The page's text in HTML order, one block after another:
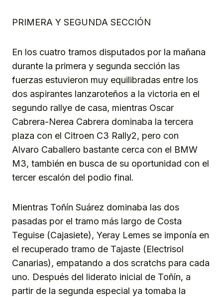
PRIMERA Y SEGUNDA SECCIÓN
En los cuatro tramos disputados por la mañana
durante la primera y segunda sección las
fuerzas estuvieron muy equilibradas entre los
dos aspirantes lanzaroteños a la victoria en el
segundo rallye de casa, mientras Oscar
Cabrera-Nerea Cabrera dominaba la tercera
plaza con el Citroen C3 Rally2, pero con
Alvaro Caballero bastante cerca con el BMW
M3, también en busca de su oportunidad con el
tercer escalón del podio final.
Mientras Toñín Suárez dominaba las dos
pasadas por el tramo más largo de Costa
Teguise (Cajasiete), Yeray Lemes se imponía en
el recuperado tramo de Tajaste (Electrisol
Canarias), empatando a dos scratchs para cada
uno. Después del liderato inicial de Toñín, a
partir de la segunda especial ya tomaba la